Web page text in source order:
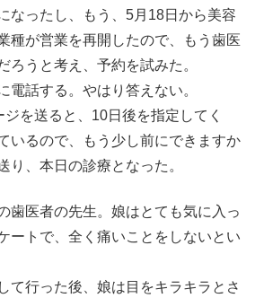
なったし、もう、5月18日から美容
種が営業を再開したので、もう歯医
ろうと考え、予約を試みた。
電話する。やはり答えない。
を送ると、10日後を指定してく
いるので、もう少し前にできますか
り、本日の診療となった。
歯医者の先生。娘はとても気に入っ
ートで、全く痛いことをしないとい
て行った後、娘は目をキラキラとさ